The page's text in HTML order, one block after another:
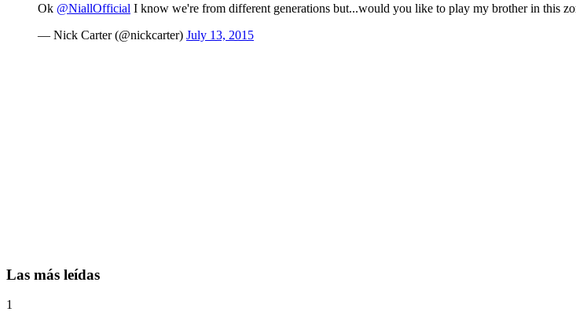
Ok @NiallOfficial I know we're from different generations but...would you like to play my brother in this
— Nick Carter (@nickcarter) July 13, 2015
Las más leídas
1